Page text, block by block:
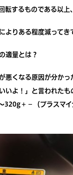
転するものである以上
よりある程度減ってき
適量とは？
悪くなる原因が分か
いよ！」と言われた
320g＋－（プラスマ